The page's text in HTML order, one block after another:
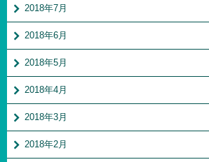
2018年7月
2018年6月
2018年5月
2018年4月
2018年3月
2018年2月